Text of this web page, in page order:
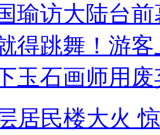
瑜访大陆台
得跳舞！游客
玉石画师用
居民楼大火